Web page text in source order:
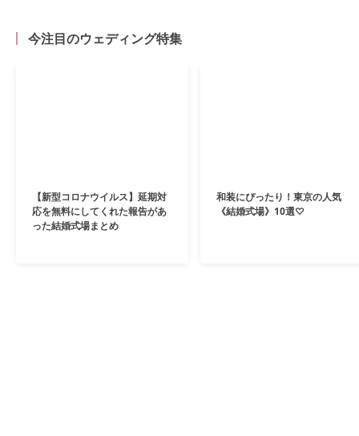
今注目のウェディング特集
【新型コロナウイルス】延期対
応を無料にしてくれた報告があ
った結婚式場まとめ
和装にぴったり！東京の人気
《結婚式場》10選♡